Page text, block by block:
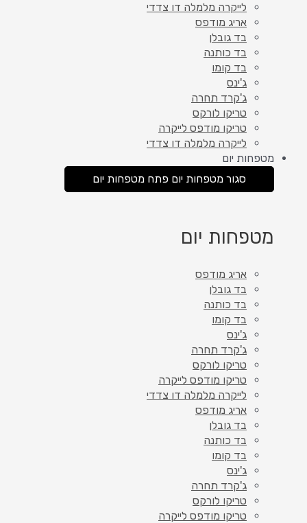
לייקרה מלמלה דו צדדי
אריג מודפס
בד גובלן
בד כותנה
בד קומו
ג'ינס
ג'קרד תחרה
טריקו לורקס
טריקו מודפס לייקרה
לייקרה מלמלה דו צדדי
מטפחות יום
סגור מטפחות יום פתח מטפחות יום
מטפחות יום
אריג מודפס
בד גובלן
בד כותנה
בד קומו
ג'ינס
ג'קרד תחרה
טריקו לורקס
טריקו מודפס לייקרה
לייקרה מלמלה דו צדדי
אריג מודפס
בד גובלן
בד כותנה
בד קומו
ג'ינס
ג'קרד תחרה
טריקו לורקס
טריקו מודפס לייקרה